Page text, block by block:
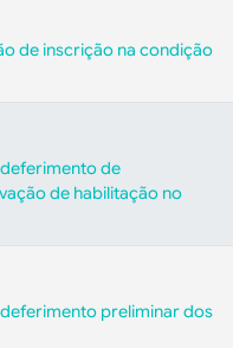
de inscrição na condição
de
de habilitação no
preliminar dos